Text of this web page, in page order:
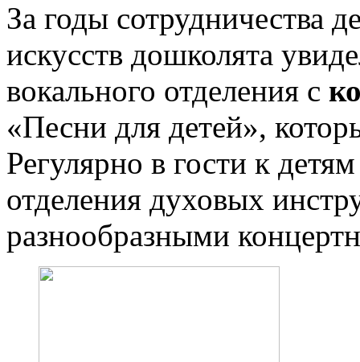
За годы сотрудничества
искусств дошколята
вокального отделения с
«Песни для детей»,
Регулярно в гости к
отделения духовых
разнообразными